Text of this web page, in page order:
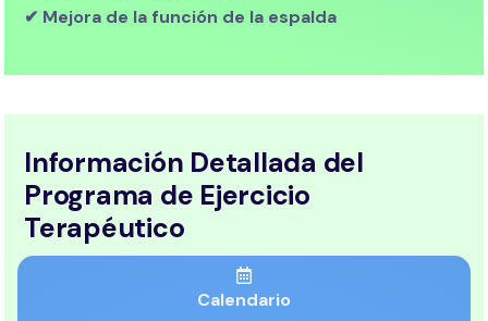
✔ Mejora de la función de la espalda
Información Detallada del
Programa de Ejercicio
Terapéutico
Calendario